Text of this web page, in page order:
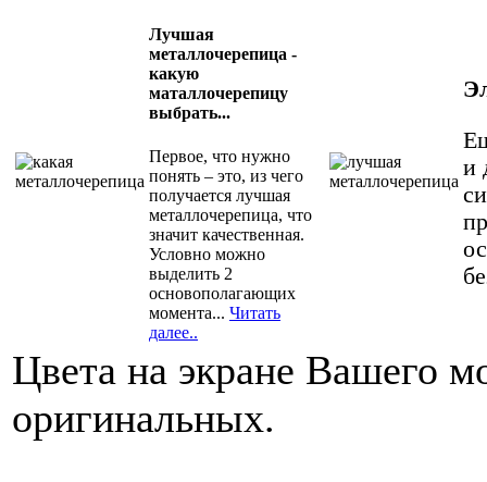
Лучшая
металлочерепица -
какую
маталлочерепицу
выбрать...
Первое, что нужно
понять – это, из чего
получается лучшая
металлочерепица, что
значит качественная.
Условно можно
выделить 2
основополагающих
момента... Читать
далее..
и
Цвета на экране Вашего
оригинальных.